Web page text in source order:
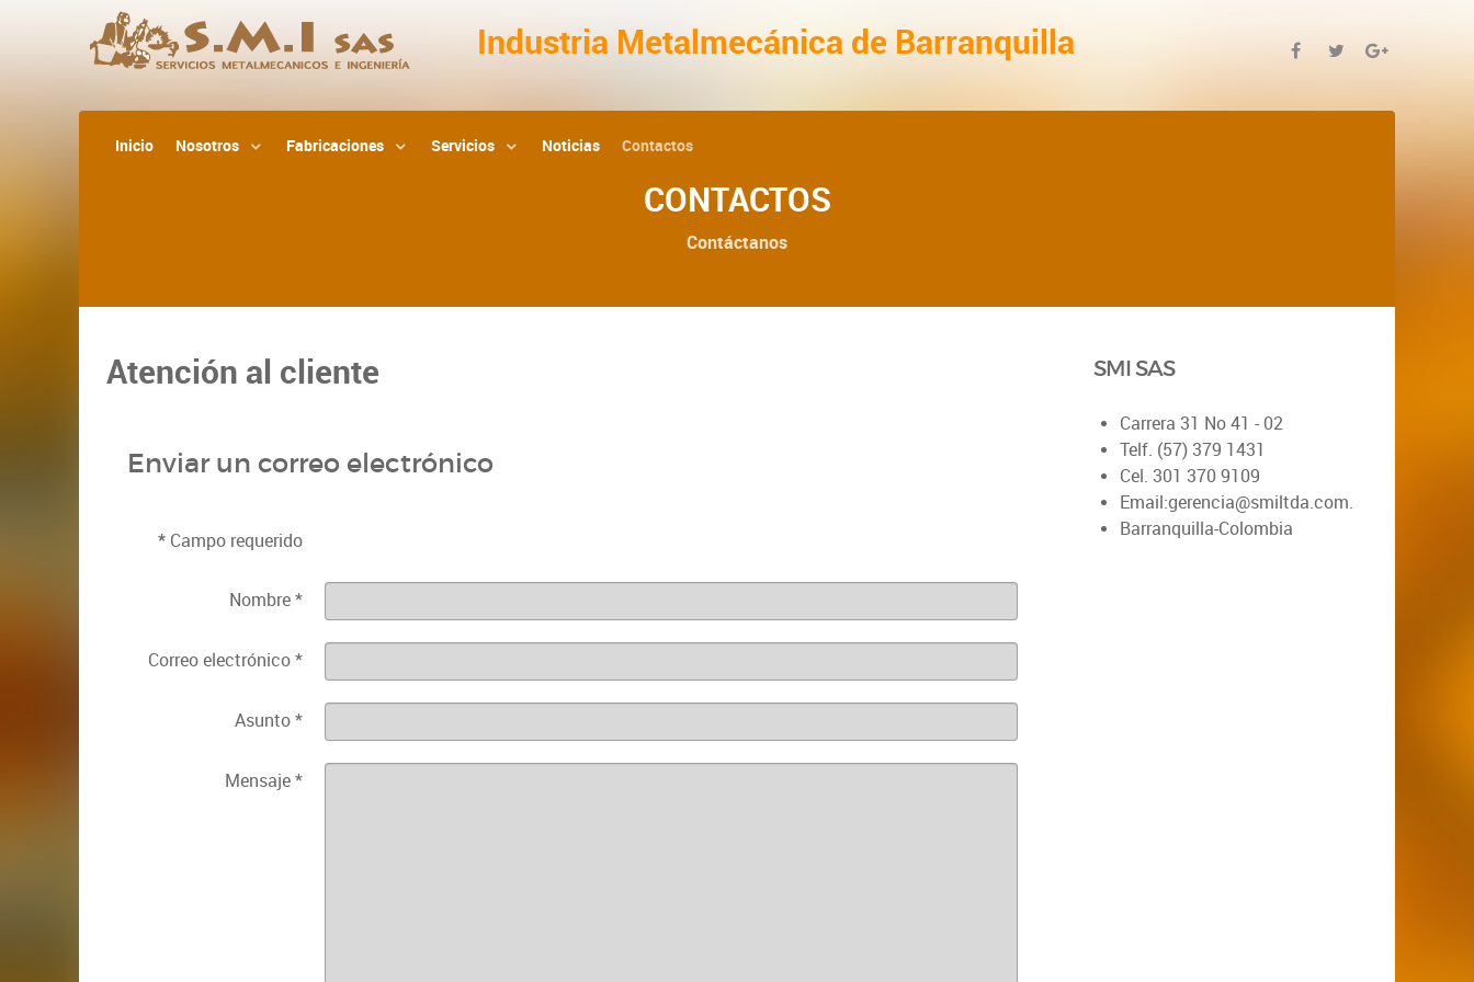
Industria Metalmecánica de Barranquilla
Inicio Nosotros Fabricaciones Servicios Noticias Contactos
CONTACTOS
Contáctanos
Atención al cliente
Enviar un correo electrónico
* Campo requerido
Nombre *
Correo electrónico *
Asunto *
Mensaje *
SMI SAS
Carrera 31 No 41 - 02
Telf. (57) 379 1431
Cel. 301 370 9109
Email:gerencia@smiltda.com.
Barranquilla-Colombia